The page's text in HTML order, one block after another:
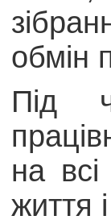
обмін
Під
на
життя